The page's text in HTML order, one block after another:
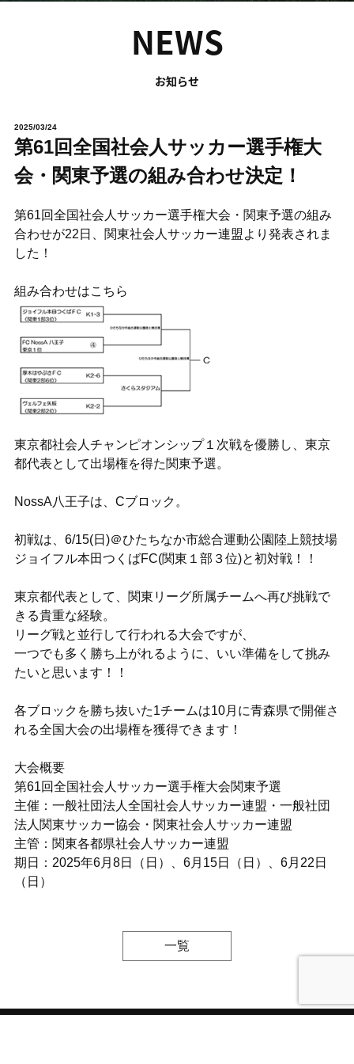
NEWS
お知らせ
2025/03/24
第61回全国社会人サッカー選手権大
会・関東予選の組み合わせ決定！
第61回全国社会人サッカー選手権大会・関東予選の組み
合わせが22日、関東社会人サッカー連盟より発表されま
した！
組み合わせはこちら
東京都社会人チャンピオンシップ１次戦を優勝し、東京
都代表として出場権を得た関東予選。
NossA八王子は、Cブロック。
初戦は、6/15(日)＠ひたちなか市総合運動公園陸上競技場
ジョイフル本田つくばFC(関東１部３位)と初対戦！！
東京都代表として、関東リーグ所属チームへ再び挑戦で
きる貴重な経験。
リーグ戦と並行して行われる大会ですが、
一つでも多く勝ち上がれるように、いい準備をして挑み
たいと思います！！
各ブロックを勝ち抜いた1チームは10月に青森県で開催さ
れる全国大会の出場権を獲得できます！
大会概要
第61回全国社会人サッカー選手権大会関東予選
主催：一般社団法人全国社会人サッカー連盟・一般社団
法人関東サッカー協会・関東社会人サッカー連盟
主管：関東各都県社会人サッカー連盟
期日：2025年6月8日（日）、6月15日（日）、6月22日
（日）
一覧